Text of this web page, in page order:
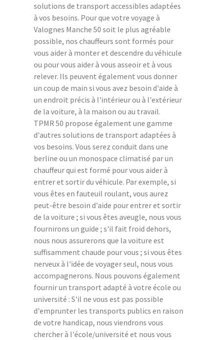
solutions de transport accessibles adaptées
à vos besoins. Pour que votre voyage à
Valognes Manche 50 soit le plus agréable
possible, nos chauffeurs sont formés pour
vous aider à monter et descendre du véhicule
ou pour vous aider à vous asseoir et à vous
relever. Ils peuvent également vous donner
un coup de main si vous avez besoin d'aide à
un endroit précis à l'intérieur ou à l'extérieur
de la voiture, à la maison ou au travail.
TPMR 50 propose également une gamme
d'autres solutions de transport adaptées à
vos besoins. Vous serez conduit dans une
berline ou un monospace climatisé par un
chauffeur qui est formé pour vous aider à
entrer et sortir du véhicule. Par exemple, si
vous êtes en fauteuil roulant, vous aurez
peut-être besoin d'aide pour entrer et sortir
de la voiture ; si vous êtes aveugle, nous vous
fournirons un guide ; s'il fait froid dehors,
nous nous assurerons que la voiture est
suffisamment chaude pour vous ; si vous êtes
nerveux à l'idée de voyager seul, nous vous
accompagnerons. Nous pouvons également
fournir un transport adapté à votre école ou
université : S'il ne vous est pas possible
d'emprunter les transports publics en raison
de votre handicap, nous viendrons vous
chercher à l'école/université et nous vous